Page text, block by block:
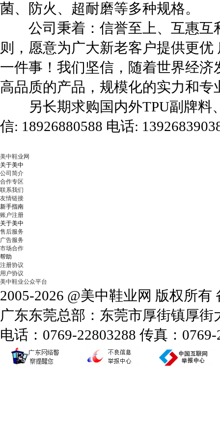
菌、防火、超耐磨等多种规格。
公司秉着：信誉至上、互惠互
则，愿意为广大新老客户提供更
一件事！我们坚信，随着世界经
高品质的产品，规模化的实力和
另长期求购国内外TPU副牌料
信: 18926880588 电话:
美中鞋业网
关于美中
公司简介
合作专区
联系我们
友情链接
新手指南
账户注册
关于美中
售后服务
广告服务
市场合作
帮助
注册协议
用户协议
美中鞋业公众平台
2005-2026 @美中鞋业网 版权所有
广东东莞总部：东莞市厚街镇厚
电话：0769-22803288 传真：0769-